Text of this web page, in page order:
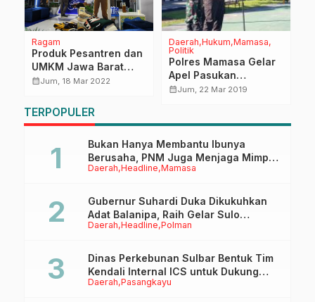
Ragam
Produk Pesantren dan
UMKM Jawa Barat
Dipamerkan di
produk ludes terjual
calendar_monthJum, 18 Mar 2022
Daerah Hukum Mamasa
Politik
Polres Mamasa Gelar
Apel Pasukan
Pengamanan Pemilu
calendar_monthJum, 22 Mar 2019
TERPOPULER
Daerah Headline Mamasa
Bukan Hanya Membantu Ibunya
Berusaha, PNM Juga Menjaga Mimpi
Anaknya Untuk Menggapai Cita-Cita
Daerah Headline Polman
Gubernur Suhardi Duka Dikukuhkan
Adat Balanipa, Raih Gelar Sulo
Tappidena
Daerah Pasangkayu
Dinas Perkebunan Sulbar Bentuk Tim
Kendali Internal ICS untuk Dukung
Sertifikasi ISPO Pekebun di